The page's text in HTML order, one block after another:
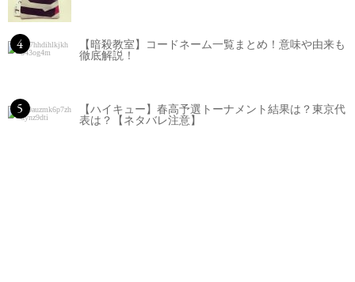
4
【暗殺教室】コードネーム一覧まとめ！意味や由来も
徹底解説！
5
【ハイキュー】春高予選トーナメント結果は？東京代
表は？【ネタバレ注意】